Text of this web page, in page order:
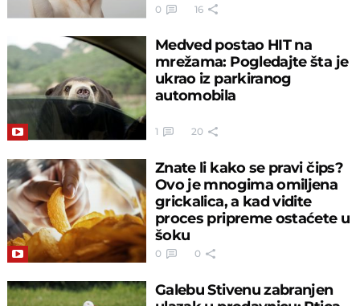
0 16
Medved postao HIT na
mrežama: Pogledajte šta je
ukrao iz parkiranog
automobila
1 20
Znate li kako se pravi čips?
Ovo je mnogima omiljena
grickalica, a kad vidite
proces pripreme ostaćete u
šoku
0 0
Galebu Stivenu zabranjen